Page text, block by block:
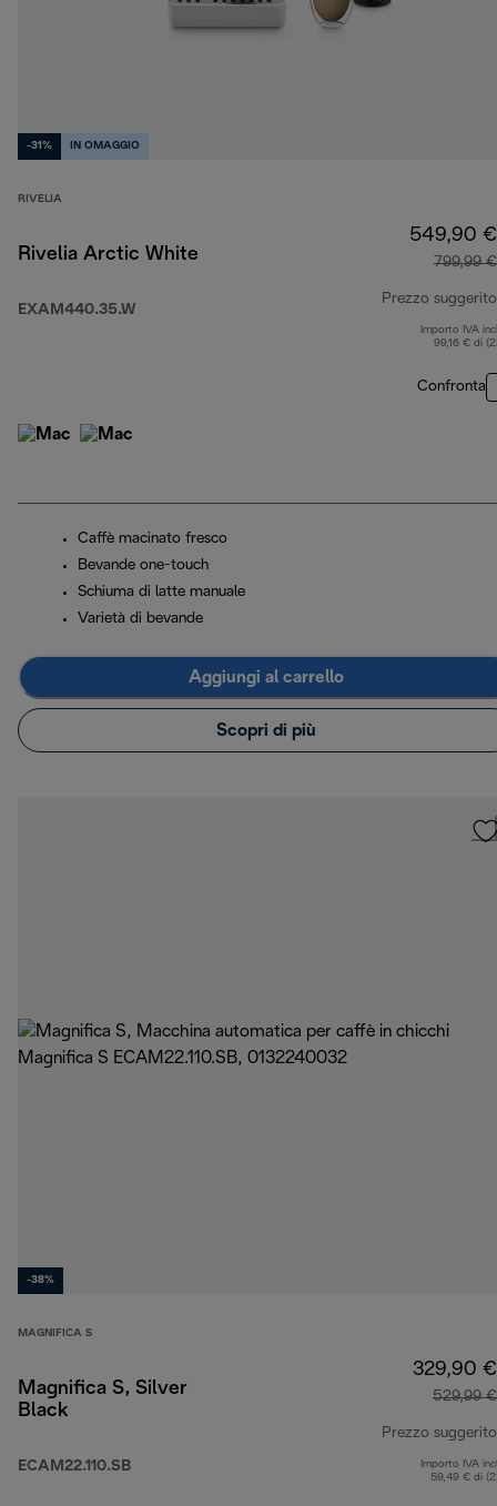
-31% IN OMAGGIO
RIVELIA
Rivelia Arctic White
EXAM440.35.W
549,90 €
799,99 €
Prezzo suggerito
Importo IVA
99,16 € di
Confronta
Caffè macinato fresco
Bevande one-touch
Schiuma di latte manuale
Varietà di bevande
Aggiungi al carrello
Scopri di più
-38%
MAGNIFICA S
Magnifica S, Silver
Black
ECAM22.110.SB
329,90 €
529,99 €
Prezzo suggerito
Importo IVA
59,49 € di